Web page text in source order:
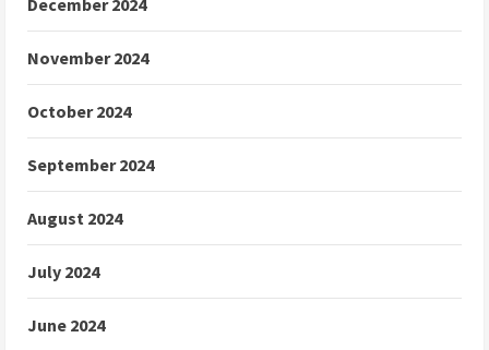
December 2024
November 2024
October 2024
September 2024
August 2024
July 2024
June 2024